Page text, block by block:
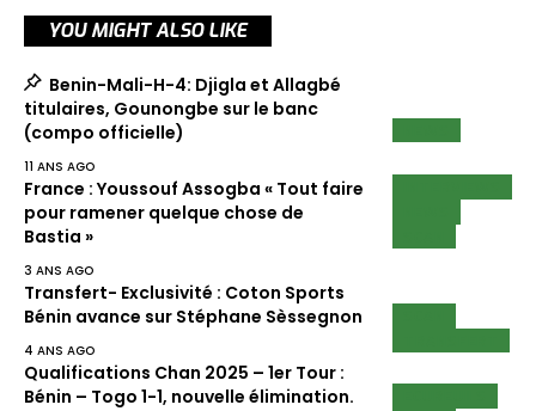
YOU MIGHT ALSO LIKE
Benin-Mali-H-4: Djigla et Allagbé
titulaires, Gounongbe sur le banc
(compo officielle)
11 ANS AGO
France : Youssouf Assogba « Tout faire
pour ramener quelque chose de
Bastia »
3 ANS AGO
Transfert- Exclusivité : Coton Sports
Bénin avance sur Stéphane Sèssegnon
4 ANS AGO
Qualifications Chan 2025 – 1er Tour :
Bénin – Togo 1-1, nouvelle élimination.